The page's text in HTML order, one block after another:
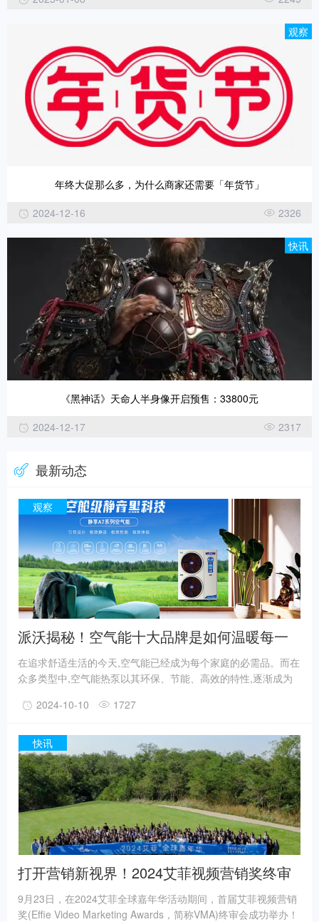
观察
年终大促那么多，为什么商家还需要「年货节」
2024-12-16
2326
快讯
《黑神话》天命人半身像开启预售：33800元
2024-12-17
2317
最新动态
观察
派沃揭秘！空气能十大品牌是如何温暖每一
个家的？
在追求舒适生活的今天,空气能已经成为每个家庭的必需品。而在
众多类型中,空气能热泵以其环保、节能、高效的特性,逐渐成为
知,但却在默默为千家万户带去温暖的品牌,值得我们深入了解。
家庭所需的热水和暖气,既满足了家庭生活的需求,又减少了能源
的消耗,实现了环保与舒适的完美结合。产品设计人性化与智能化
的考量。
2024-10-10 1727
快讯
打开营销新视界！2024艾菲视频营销奖终审
会成功举办！
9月23日，在2024艾菲全球嘉年华活动期间，首届艾菲视频营销
奖(Effie Video Marketing Awards，简称VMA)终审会成功举办！